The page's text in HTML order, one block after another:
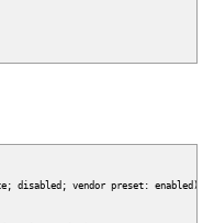
disabled; vendor preset: enabled )